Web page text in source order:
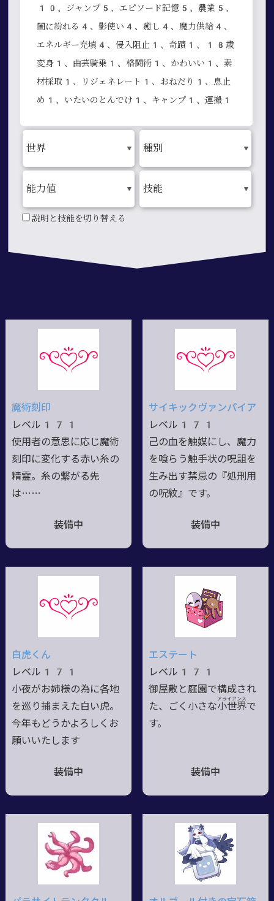
10、ジャンプ5、エピソード記憶5、農業5、
闇に紛れる4、影使い4、癒し4、魔力供給4、
エネルギー充填4、侵入阻止1、奇蹟1、18歳
変身1、曲芸騎乗1、格闘術1、かわいい1、素
材採取1、リジェネレート1、おねだり1、息止
め1、いたいのとんでけ1、キャンプ1、運搬1
説明と技能を切り替える
魔術刻印
レベル171
使用者の意思に応じ魔術
刻印に変化する赤い糸の
精霊。糸の繋がる先
は……
装備中
サイキックヴァンパイア
レベル171
己の血を触媒にし、魔力
を喰らう触手状の呪詛を
生み出す禁忌の『処刑用
の呪紋』です。
装備中
白虎くん
レベル171
小夜がお姉様の為に各地
を巡り捕まえた白い虎。
今年もどうかよろしくお
願いいたします
装備中
エステート
レベル171
御屋敷と庭園で構成され
た、ごく小さな小世
アライアンス
界で
す。
装備中